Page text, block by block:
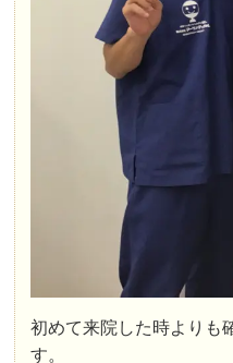
初めて来院した時よりも
す。